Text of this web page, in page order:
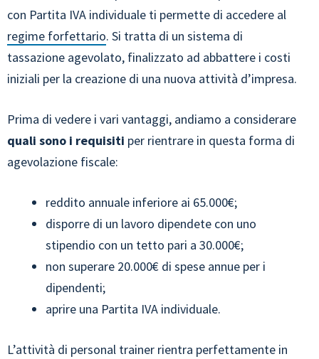
con Partita IVA individuale ti permette di accedere al
regime forfettario. Si tratta di un sistema di
tassazione agevolato, finalizzato ad abbattere i costi
iniziali per la creazione di una nuova attività d’impresa.
Prima di vedere i vari vantaggi, andiamo a considerare
quali sono i requisiti per rientrare in questa forma di
agevolazione fiscale:
reddito annuale inferiore ai 65.000€;
disporre di un lavoro dipendete con uno
stipendio con un tetto pari a 30.000€;
non superare 20.000€ di spese annue per i
dipendenti;
aprire una Partita IVA individuale.
L’attività di personal trainer rientra perfettamente in